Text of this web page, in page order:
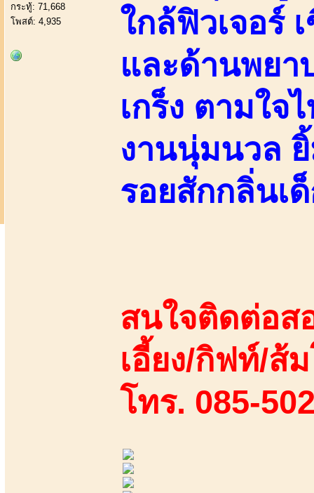
กระทู้: 71,668
โพสต์: 4,935
ใกล้ฟิวเจอร์
และด้านพยา
เกร็ง ตามใจ
งานนุ่มนวล
รอยสักกลิ่นเ
สนใจติดต่อส
เอี้ยง/กิฟท์/ส้
โทร. 085-